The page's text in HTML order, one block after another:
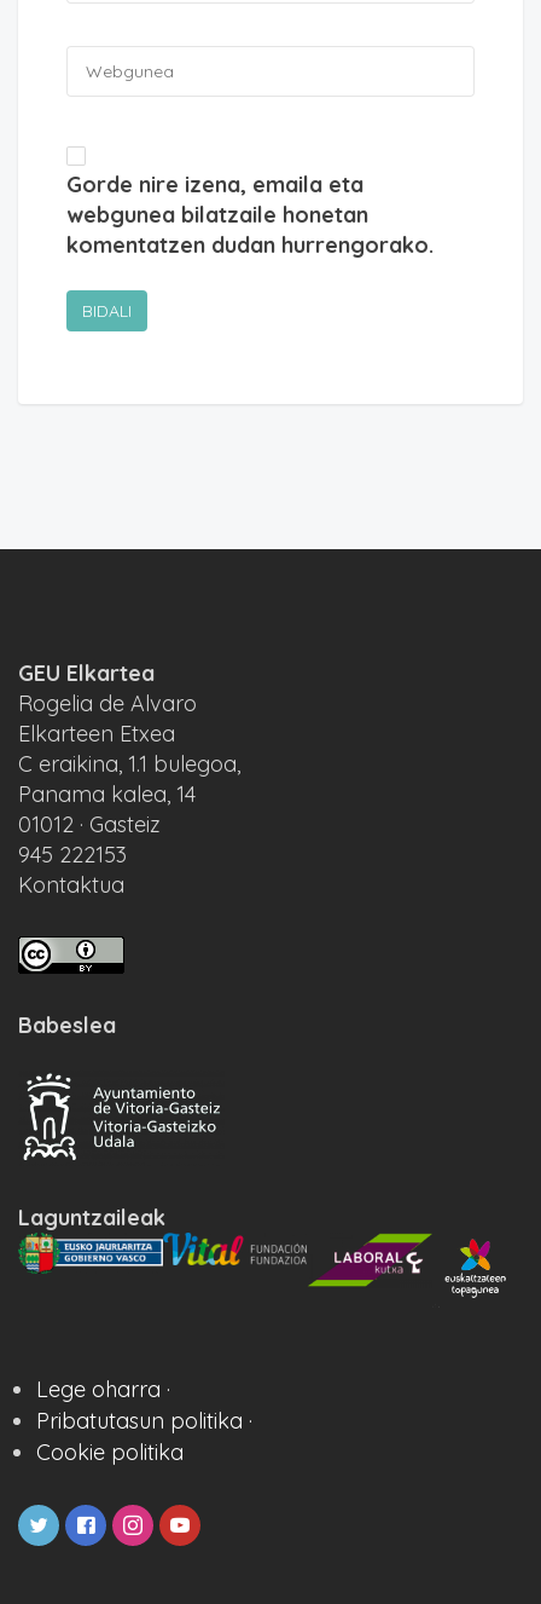
Gorde nire izena, emaila eta
webgunea bilatzaile honetan
komentatzen dudan hurrengorako.
GEU Elkartea
Rogelia de Alvaro
Elkarteen Etxea
C eraikina, 1.1 bulegoa,
Panama kalea, 14
01012 · Gasteiz
945 222153
Kontaktua
Babeslea
Laguntzaileak
Lege oharra ·
Pribatutasun politika ·
Cookie politika